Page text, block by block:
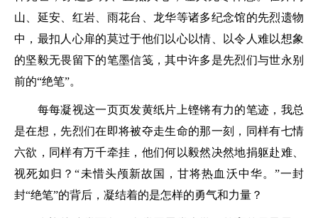
山、延安、红岩、雨花台、龙华等诸多纪念馆的先烈遗物
中，最扣人心扉的莫过于他们以心以情、以令人难以想象
的坚毅无畏留下的笔墨信笺，其中许多是先烈们与世永别
前的“绝笔”。
每每凝视这一页页发黄纸片上铿锵有力的笔迹，我总
是在想，先烈们在即将被夺走生命的那一刻，同样有七情
六欲，同样有万千牵挂，他们何以毅然决然地捐躯赴难、
视死如归？“未惜头颅新故国，甘将热血沃中华。”一封
封“绝笔”的背后，凝结着的是怎样的勇气和力量？